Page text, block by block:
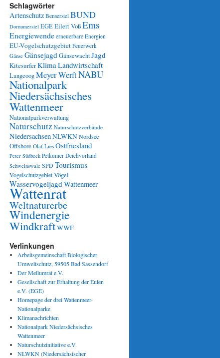
Schlagwörter
Artenschutz Bensersiel BUND
Dornumersiel EGEEilert VoßEms
Energiewende erneuerbare Energien
EU-Vogelschutzgebiet Feuerwerk
Gänse GänsejagdGänsewachtJagd
KitesurferKlimaLandwirtschaft
LangeoogMeyer WerftNABU
Nationalpark
Niedersächsisches
Wattenmeer
Nationalparkverwaltung
Naturschutz Naturschutzverbände
NiedersachsenNLWKNNordsee
Offshore Olaf Lies Ostfriesland
Peter Südbeck Petkumer Deichvorland
Schweinswale SPDTourismus
VogelschutzgebietVögel
WasservogeljagdWattenmeer
Wattenrat
Weltnaturerbe
Windenergie
WindkraftWWF
Verlinkungen
Arbeitsgemeinschaft Biologischer
Umweltschutz, 59505 Bad Sassendorf
Der Mellumrat e.V.
Gesellschaft zur Erhaltung der Eulen
e.V. (EGE)
Homepage der drei Wattenmeer-
Nationalparke
Klimanachrichten
Nationalpark Niedersächsisches
Wattenmeer
Naturschutzinitiative e.V.
NLWKN (Niedersächsischer